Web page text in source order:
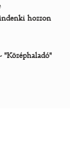
hozzon
"Középhaladó"